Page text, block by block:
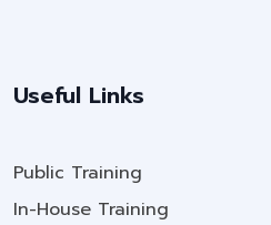
Useful Links
Public Training
In-House Training